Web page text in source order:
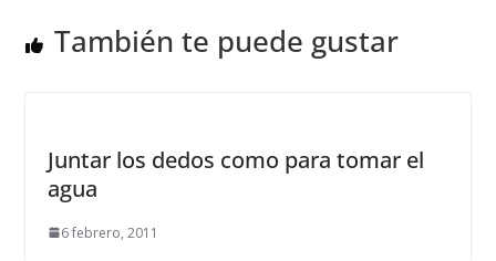
También te puede gustar
Juntar los dedos como para tomar el
agua
6 febrero, 2011